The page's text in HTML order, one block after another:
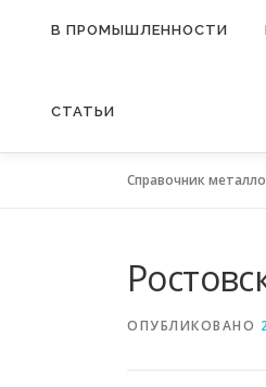
В ПРОМЫШЛЕННОСТИ
СТАТЬИ
Справочник
ОПУБЛИКОВАНО